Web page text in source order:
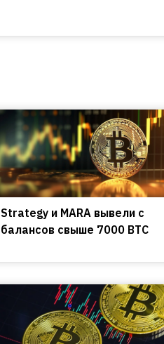
Strategy и MARA вывели с
балансов свыше 7000 BTC